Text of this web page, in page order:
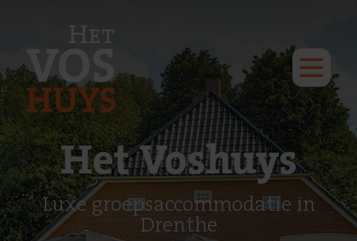
Het Voshuys
Luxe groepsaccommodatie in
Drenthe